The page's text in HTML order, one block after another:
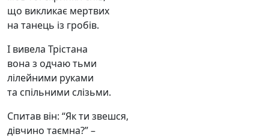
що викликає мертвих
на танець із гробів.
І вивела Трістана
вона з одчаю тьми
лілейними руками
та спільними слізьми.
Спитав він: “Як ти звешся,
дівчино таємна?” –